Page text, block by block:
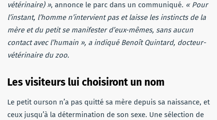
vétérinaire) », annonce le parc dans un communiqué. « Pour
l’instant, l’homme n’intervient pas et laisse les instincts de la
mère et du petit se manifester d’eux-mêmes, sans aucun
contact avec l’humain », a indiqué Benoît Quintard, docteur-
vétérinaire du zoo.
Les visiteurs lui choisiront un nom
Le petit ourson n’a pas quitté sa mère depuis sa naissance, et
ceux jusqu’à la détermination de son sexe. Une sélection de